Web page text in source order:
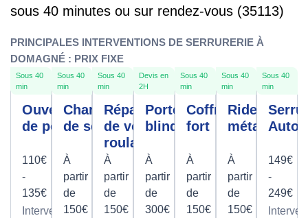
sous 40 minutes ou sur rendez-vous (35113)
PRINCIPALES INTERVENTIONS DE SERRURERIE À
DOMAGNÉ : PRIX FIXE
Sous 40
min
Ouverture
de porte
110€
-
135€
Intervention
Sous 40
min
Changement
de serrure
À
partir
de
150€
Sous 40
min
Réparation
de volet
roulant
À
partir
de
150€
Devis en
2H
Porte
blindée
À
partir
de
300€
Sous 40
min
Coffre
fort
À
partir
de
150€
Sous 40
min
Rideau
métallique
À
partir
de
150€
Sous 40
min
149€
-
249€